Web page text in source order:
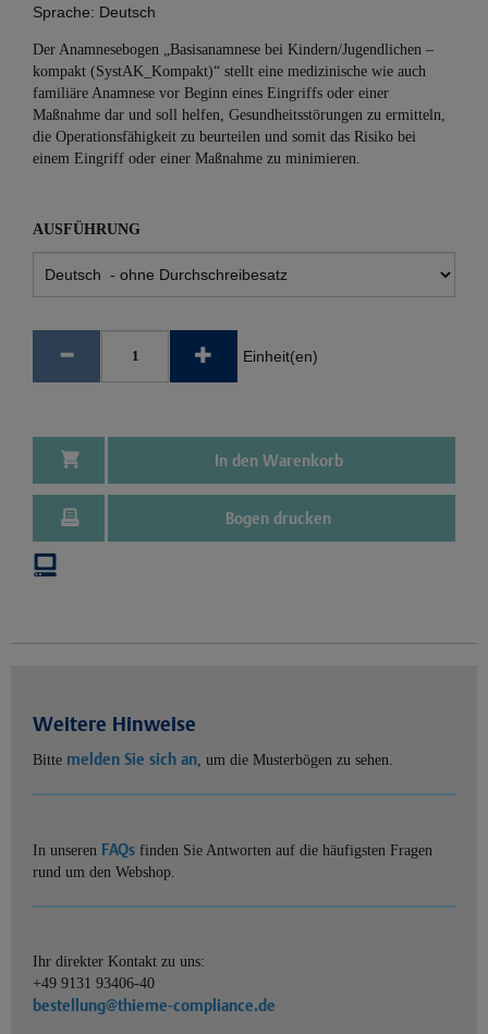
Sprache: Deutsch
Der Anamnesebogen „Basisanamnese bei Kindern/Jugendlichen –
kompakt (SystAK_Kompakt)“ stellt eine medizinische wie auch
familiäre Anamnese vor Beginn eines Eingriffs oder einer
Maßnahme dar und soll helfen, Gesundheitsstörungen zu ermitteln,
die Operationsfähigkeit zu beurteilen und somit das Risiko bei
einem Eingriff oder einer Maßnahme zu minimieren.
AUSFÜHRUNG
Einheit(en)
In den Warenkorb
Bogen drucken
Weitere Hinweise
Bitte melden Sie sich an, um die Musterbögen zu sehen.
In unseren FAQs finden Sie Antworten auf die häufigsten Fragen
rund um den Webshop.
Ihr direkter Kontakt zu uns:
+49 9131 93406-40
bestellung@thieme-compliance.de